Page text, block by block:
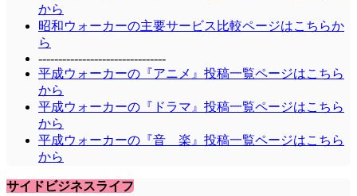
から
昭和ウォーカーの主要サービス比較ページはこちらか
ら
--------------------------------
平成ウォーカーの『アニメ』投稿一覧ページはこちら
から
平成ウォーカーの『ドラマ』投稿一覧ページはこちら
から
平成ウォーカーの『音 楽』投稿一覧ページはこちら
から
サイドビジネスライフ